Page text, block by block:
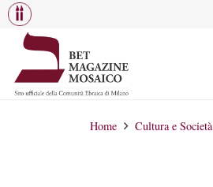
Home Cultura e Società